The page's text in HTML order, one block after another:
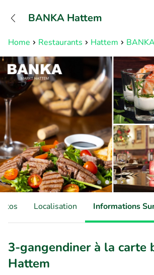
Home Restaurants Hattem
BANKA Hattem
Localisation Informations
3-gangendiner à la carte
Hattem